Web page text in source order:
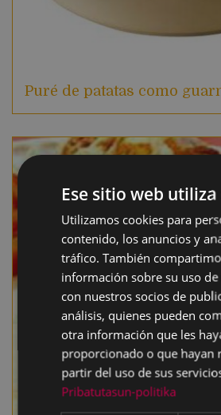
Puré de patatas como
Ese sitio web
Utilizamos cookies para
contenido, los anuncios y
tráfico. También
información sobre su uso
con nuestros socios de
análisis, quienes pueden
otra información que les
proporcionado o que hayan
partir del uso de sus
Pribatutasun-politika